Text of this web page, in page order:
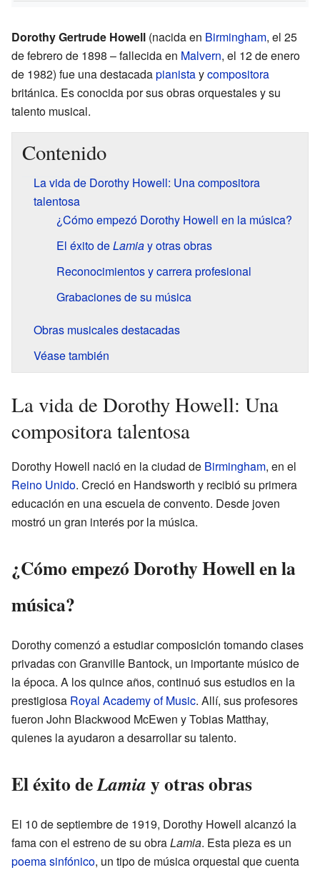
Dorothy Gertrude Howell (nacida en Birmingham, el 25
de febrero de 1898 – fallecida en Malvern, el 12 de enero
de 1982) fue una destacadapianistaycompositora
británica. Es conocida por sus obras orquestales y su
talento musical.
Contenido
La vida de Dorothy Howell: Una compositora
talentosa
¿Cómo empezó Dorothy Howell en la música?
El éxito deLamiay otras obras
Reconocimientos y carrera profesional
Grabaciones de su música
Obras musicales destacadas
Véase también
La vida de Dorothy Howell: Una
compositora talentosa
Dorothy Howell nació en la ciudad de Birmingham, en el
Reino Unido. Creció en Handsworth y recibió su primera
educación en una escuela de convento. Desde joven
mostró un gran interés por la música.
¿Cómo empezó Dorothy Howell en la
música?
Dorothy comenzó a estudiar composición tomando clases
privadas con Granville Bantock, un importante músico de
la época. A los quince años, continuó sus estudios en la
prestigiosa Royal Academy of Music. Allí, sus profesores
fueron John Blackwood McEwen y Tobias Matthay,
quienes la ayudaron a desarrollar su talento.
El éxito deLamiay otras obras
El 10 de septiembre de 1919, Dorothy Howell alcanzó la
fama con el estreno de su obraLamia. Esta pieza es un
poema sinfónico, un tipo de música orquestal que cuenta